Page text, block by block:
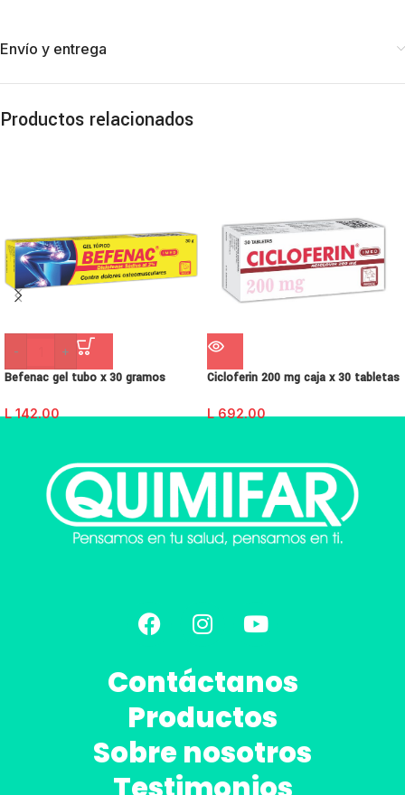
Envío y entrega
Productos relacionados
- +
Befenac gel tubo x 30 gramos
L142.00
Cicloferin 200 mg caja x 30 tabletas
L692.00
Contáctanos
Productos
Sobre nosotros